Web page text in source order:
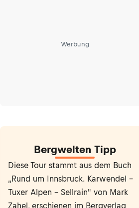
Werbung
Bergwelten Tipp
Diese Tour stammt aus dem Buch
„Rund um Innsbruck. Karwendel –
Tuxer Alpen – Sellrain" von Mark
Zahel, erschienen im Bergverlag